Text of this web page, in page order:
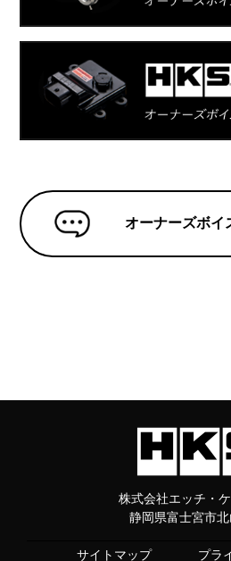
オーナーズボイ
株式会社エッチ・
静岡県富士宮市北
サイトマップ プラ